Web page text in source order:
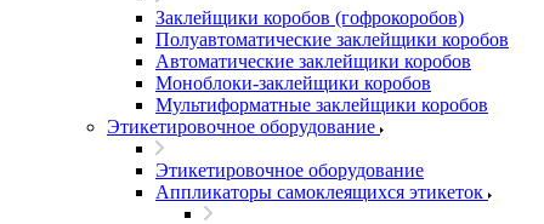
Заклейщики коробов (гофрокоробов)
Полуавтоматические заклейщики коробов
Автоматические заклейщики коробов
Моноблоки-заклейщики коробов
Мультиформатные заклейщики коробов
Этикетировочное оборудование
Этикетировочное оборудование
Аппликаторы самоклеящихся этикеток